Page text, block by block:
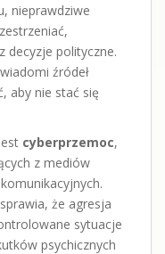
nieprawdziwe
decyzje polityczne.
źródeł
aby nie stać się
cyberprzemoc,
z mediów
że agresja
sytuacje
psychicznych